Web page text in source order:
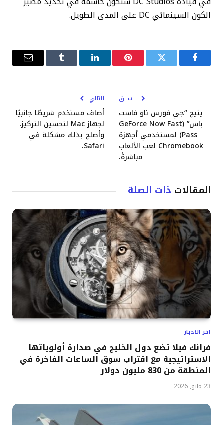
الكون السينمائي DC على المدى الطويل.
فيسبوكتويتر بينتيريستلينكدإن Tumblrالبريد
السابق
يتيح “جي فورس ناو فاست
باس” (GeForce Now Fast
Pass) لمستخدمي أجهزة
Chromebook لعب الألعاب
مباشرةً.
التالي
أضاف مستخدم شريطًا جانبيًا
لجهاز Mac لتحسين التركيز،
وأصلح بذلك مشكلة في
Safari.
المقالات ذات الصلة
اخر الاخبار
فرانك فيلا تضع دول الخليج في صدارة أولوياتها
الاستراتيجية مع اقتراب سوق الساعات الفاخرة في
المنطقة من 830 مليون دولار
23 مايو, 2026